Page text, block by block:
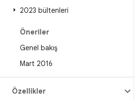
2023 bültenleri
Öneriler
Genel bakış
Mart 2016
Özellikler